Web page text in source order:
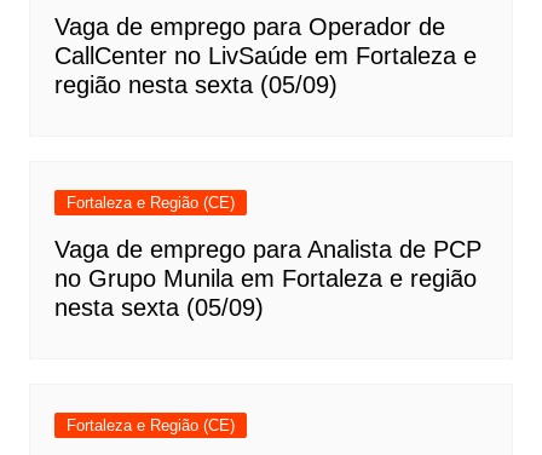
Vaga de emprego para Operador de
CallCenter no LivSaúde em Fortaleza e
região nesta sexta (05/09)
Fortaleza e Região (CE)
Vaga de emprego para Analista de PCP
no Grupo Munila em Fortaleza e região
nesta sexta (05/09)
Fortaleza e Região (CE)